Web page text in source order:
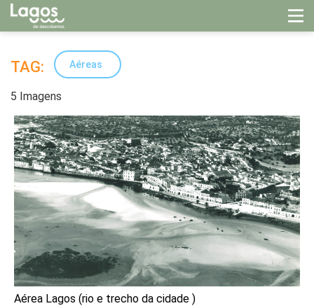
TAG: Aéreas
5 Imagens
Aérea Lagos (rio e trecho da cidade )